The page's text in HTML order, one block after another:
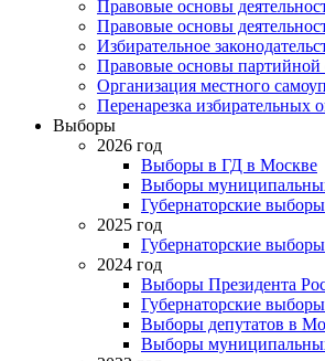
Правовые основы
Правовые основы
Избирательное
Правовые основы партийной
Организация местного
Перенарезка избирательных
Выборы
2026 год
Выборы в ГД в Москве
Выборы
Губернаторские выборы
2025 год
Губернаторские выборы
2024 год
Выборы Президента
Губернаторские
Выборы депутатов в
Выборы